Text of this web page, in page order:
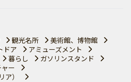
観光名所
美術館、博物館
ドア
アミューズメント
暮らし
ガソリンスタンド
ー
）